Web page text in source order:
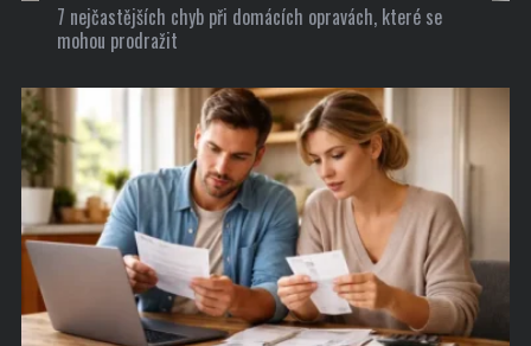
7 nejčastějších chyb při domácích opravách, které se
mohou prodražit